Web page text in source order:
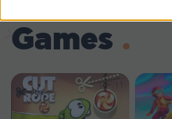
Games